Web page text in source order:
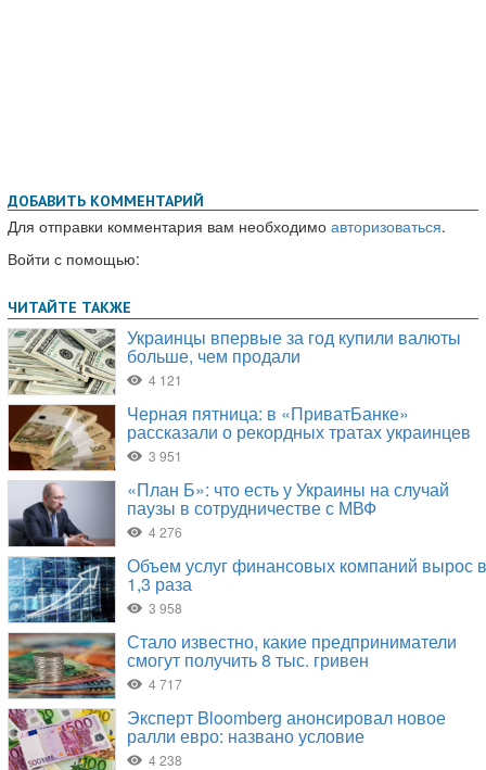
ДОБАВИТЬ КОММЕНТАРИЙ
Для отправки комментария вам необходимо авторизоваться.
Войти с помощью: